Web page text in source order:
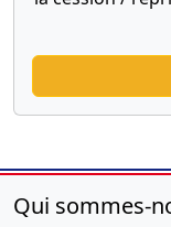
Qui sommes-